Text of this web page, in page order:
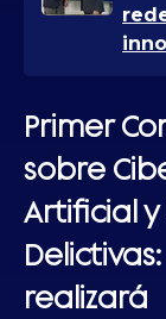
Primer
sobre
Artificial y
realizará